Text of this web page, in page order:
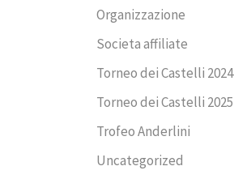
Organizzazione
Societa affiliate
Torneo dei Castelli 2024
Torneo dei Castelli 2025
Trofeo Anderlini
Uncategorized